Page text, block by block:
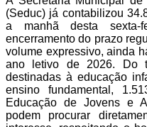
(Seduc) já contabilizou
a manhã desta
encerramento do prazo
volume expressivo, ainda
ano letivo de 2026. Do
destinadas à educação
ensino fundamental,
Educação de Jovens e
podem procurar